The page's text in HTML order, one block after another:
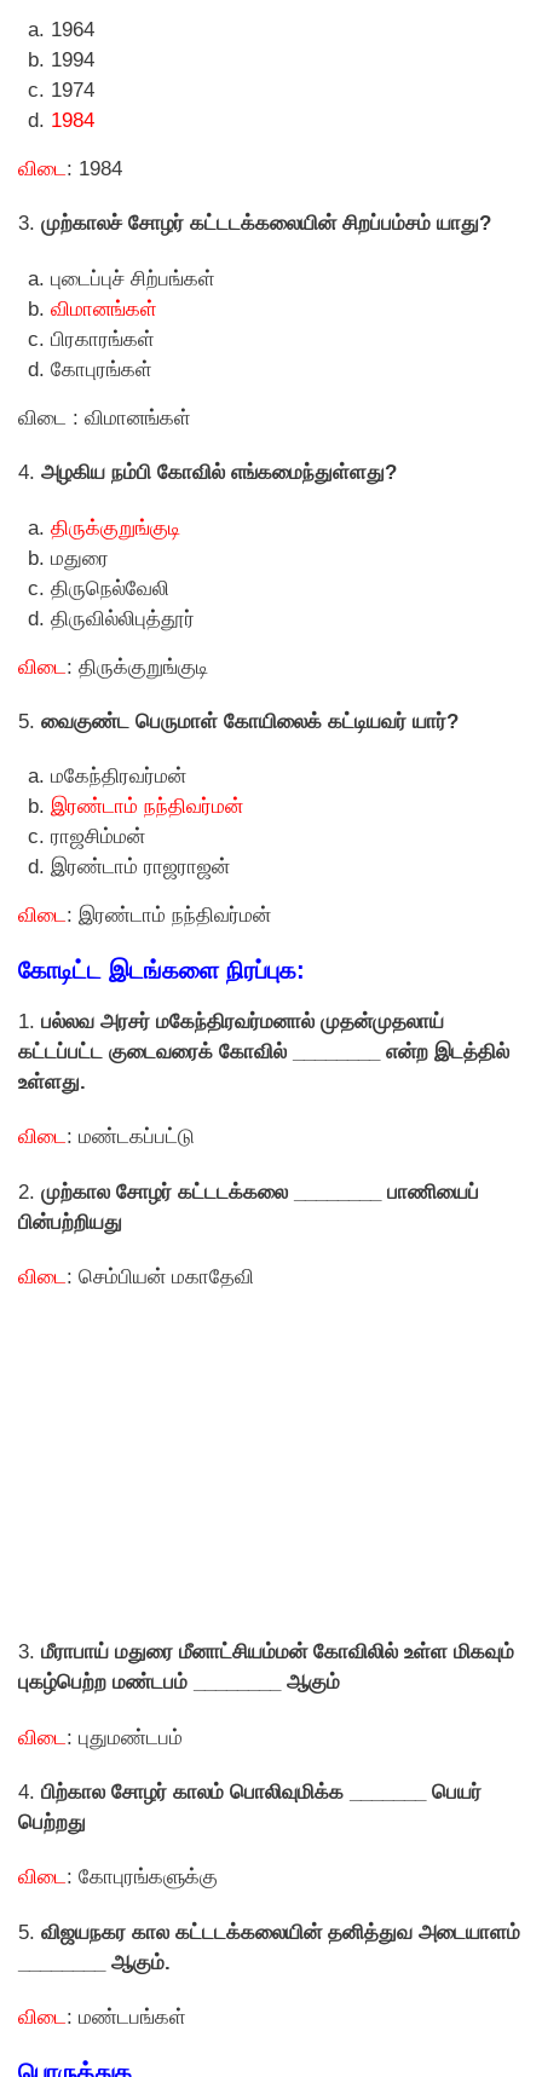
1964
1994
1974
1984
விடை: 1984
3. முற்காலச் சோழர் கட்டடக்கலையின் சிறப்பம்சம் யாது?
புடைப்புச் சிற்பங்கள்
விமானங்கள்
பிரகாரங்கள்
கோபுரங்கள்
விடை : விமானங்கள்
4. அழகிய நம்பி கோவில் எங்கமைந்துள்ளது?
திருக்குறுங்குடி
மதுரை
திருநெல்வேலி
திருவில்லிபுத்தூர்
விடை : திருக்குறுங்குடி
5. வைகுண்ட பெருமாள் கோயிலைக் கட்டியவர் யார்?
மகேந்திரவர்மன்
இரண்டாம் நந்திவர்மன்
ராஜசிம்மன்
இரண்டாம் ராஜராஜன்
விடை: இரண்டாம் நந்திவர்மன்
கோடிட்ட இடங்களை நிரப்புக:
1. பல்லவ அரசர் மகேந்திரவர்மனால் முதன்முதலாய்
கட்டப்பட்ட குடைவரைக் கோவில் ________ என்ற இடத்தில்
உள்ளது.
விடை: மண்டகப்பட்டு
2. முற்கால சோழர் கட்டடக்கலை ________ பாணியைப்
பின்பற்றியது
விடை: செம்பியன் மகாதேவி
3. மீராபாய் மதுரை மீனாட்சியம்மன் கோவிலில் உள்ள மிகவும்
புகழ்பெற்ற மண்டபம் ________ ஆகும்
விடை : புதுமண்டபம்
4. பிற்கால சோழர் காலம் பொலிவுமிக்க _______ பெயர்
பெற்றது
விடை: கோபுரங்களுக்கு
5. விஜயநகர கால கட்டடக்கலையின் தனித்துவ அடையாளம்
________ ஆகும்.
விடை: மண்டபங்கள்